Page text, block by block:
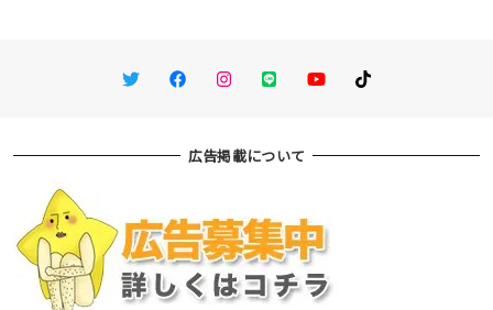
TwitterFacebookInstagram
LINE You TubeTikTok
広告掲載について